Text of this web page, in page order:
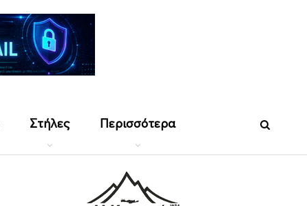
Στήλες Περισσότερα